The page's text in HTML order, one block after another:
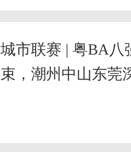
城市联赛 | 粤BA八
束，潮州中山东莞